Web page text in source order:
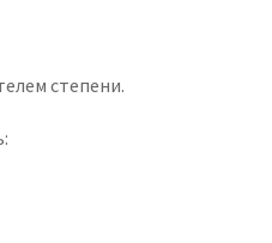
степени.